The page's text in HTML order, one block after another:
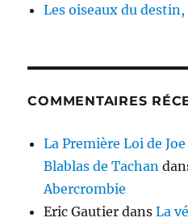
Les oiseaux du
COMMENTAIRES
La Première Loi de
Blablas de Tachan
Abercrombie
Eric Gautier dansLa